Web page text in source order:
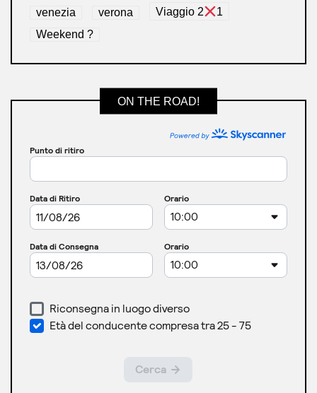
venezia verona Viaggio 2
1
Weekend ?
ON THE ROAD!